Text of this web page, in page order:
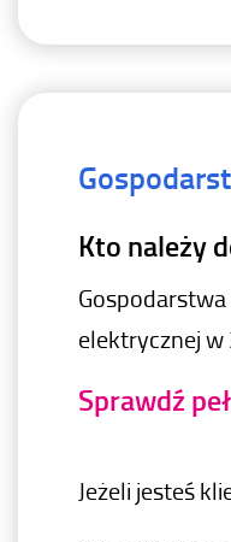
Kto należy
elektrycznej w
Sprawdź
Jeżeli jesteś